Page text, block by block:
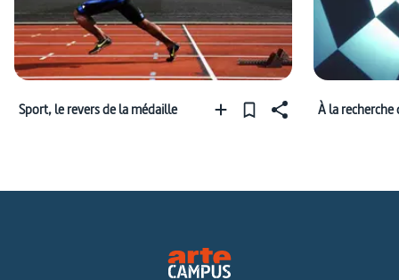
Sport, le revers de la médaille À la